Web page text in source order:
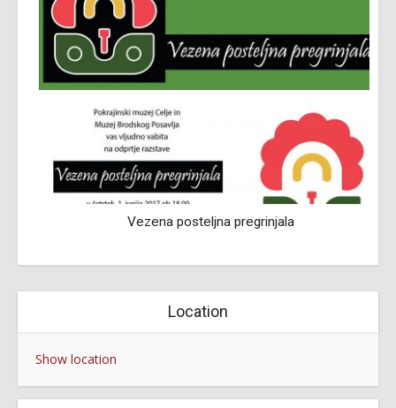
Vezena posteljna pregrinjala
Location
Show location